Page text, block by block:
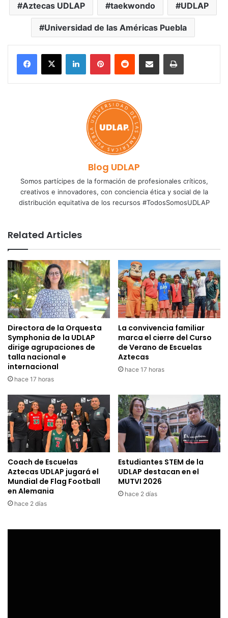
Aztecas UDLAP taekwondo UDLAP
Universidad de las Américas Puebla
LinkedInPinterestReddit Share via Email Print
Blog UDLAP
Somos partícipes de la formación de profesionales críticos,
creativos e innovadores, con conciencia ética y social de la
distribución equitativa de los recursos #TodosSomosUDLAP
Related Articles
Directora de la Orquesta
Symphonia de la UDLAP
dirige agrupaciones de
talla nacional e
internacional
hace 17 horas
La convivencia familiar
marca el cierre del Curso
de Verano de Escuelas
Aztecas
hace 17 horas
Coach de Escuelas
Aztecas UDLAP jugará el
Mundial de Flag Football
en Alemania
hace 2 días
Estudiantes STEM de la
UDLAP destacan en el
MUTVI 2026
hace 2 días